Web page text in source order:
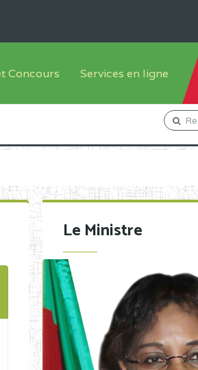
système francophone
Concours Services en ligne
Orientation Conseil
Gestion du Personnel
Demande de subvention
Le Ministre